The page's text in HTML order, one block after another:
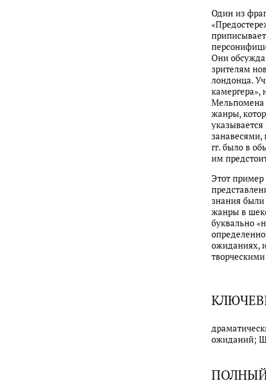
Один из
Они
зрителям
лондонца.
камергера»,
Мельпомена
жанры,
занавесями,
гг. было в
им
Этот пример
знания были
жанры в
буквально
ожиданиях,
ожиданий;